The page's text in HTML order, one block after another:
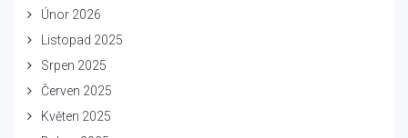
Únor 2026
Listopad 2025
Srpen 2025
Červen 2025
Květen 2025